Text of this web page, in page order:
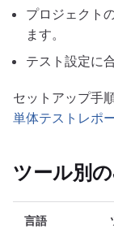
プロジェクト
ます。
テスト設定に
セットアップ手
単体テストレポ
ツール別
言語